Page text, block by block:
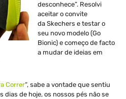
desconhece”. Resolvi
aceitar o convite
da Skechers e testar o
seu novo modelo (Go
Bionic) e começo de facto
a mudar de ideias em
Correr“, sabe a vontade que sentiu
dias de hoje, os nossos pés não se